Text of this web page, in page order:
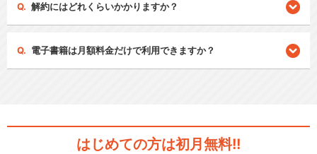
解約にはどれくらいかかりますか？
電子書籍は月額料金だけで利用できますか？
はじめての方は初月無料!!